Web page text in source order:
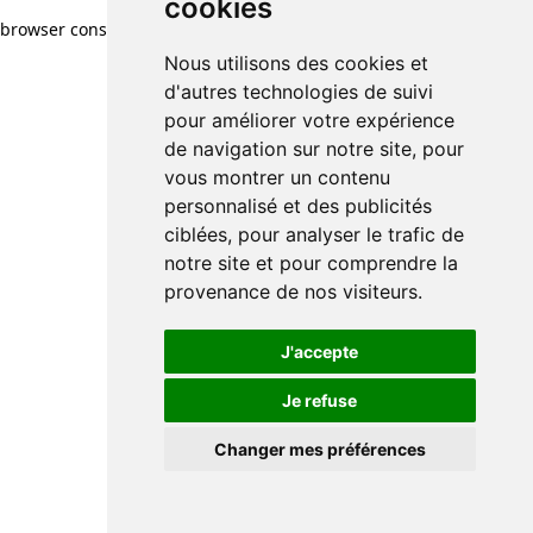
cookies
Nous utilisons des cookies et
d'autres technologies de suivi
pour améliorer votre expérience
de navigation sur notre site, pour
vous montrer un contenu
personnalisé et des publicités
ciblées, pour analyser le trafic de
notre site et pour comprendre la
provenance de nos visiteurs.
J'accepte
Je refuse
Changer mes préférences
cookies
Nous utilisons des cookies et
d'autres technologies de suivi
pour améliorer votre expérience
de navigation sur notre site, pour
vous montrer un contenu
personnalisé et des publicités
ciblées, pour analyser le trafic de
notre site et pour comprendre la
provenance de nos visiteurs.
J'accepte
Je refuse
Changer mes préférences
browser console for more information)